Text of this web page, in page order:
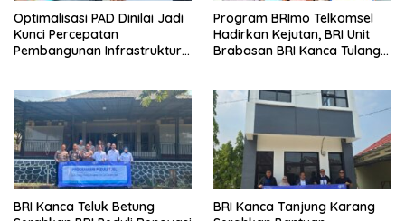
Optimalisasi PAD Dinilai Jadi
Kunci Percepatan
Pembangunan Infrastruktur
Program BRImo Telkomsel
Hadirkan Kejutan, BRI Unit
Brabasan BRI Kanca Tulang
Mesuji
BRI Kanca Teluk Betung
BRI Kanca Tanjung Karang